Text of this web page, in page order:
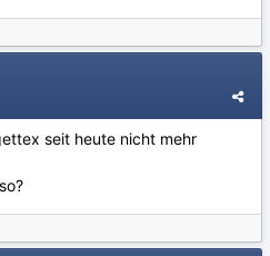
seit heute nicht mehr